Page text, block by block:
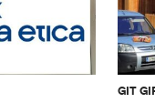
GIT